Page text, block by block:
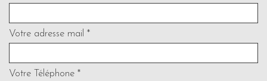
Votre adresse mail *
Votre Téléphone *